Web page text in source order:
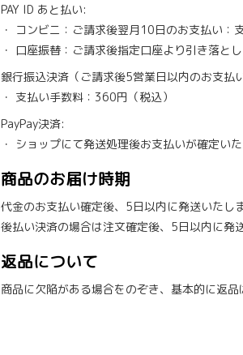
PAY ID あと払い:
・ コンビニ：ご請求後翌月10日のお支払い：
・ 口座振替：ご請求後指定口座より引き落と
銀行振込決済（ご請求後5営業日以内のお支払
・ 支払い手数料：360円（税込）
PayPay決済:
・ ショップにて発送処理後お支払いが確定いた
商品のお届け時期
代金のお支払い確定後、5日以内に発送いたしま
後払い決済の場合は注文確定後、5日以内に発
返品について
商品に欠陥がある場合をのぞき、基本的に返品